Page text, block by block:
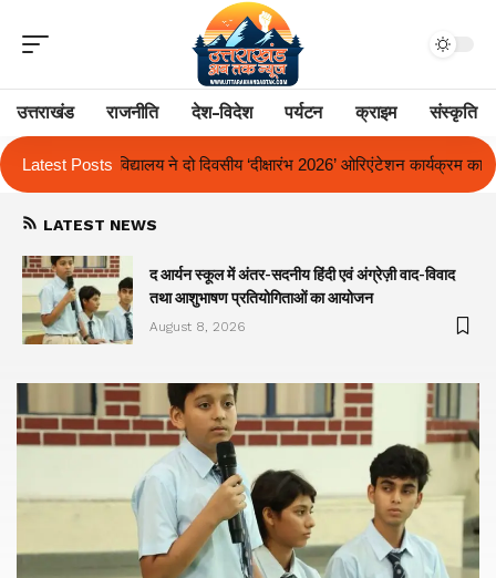
उत्तराखंड राजनीति देश-विदेश पर्यटन क्राइम संस्कृति
Latest Posts
‘दीक्षारंभ 2026’ ओरिएंटेशन कार्यक्रम का किया आयोजन एक साल से लंबित
LATEST NEWS
द आर्यन स्कूल में अंतर-सदनीय हिंदी एवं अंग्रेज़ी वाद-विवाद
तथा आशुभाषण प्रतियोगिताओं का आयोजन
August 8, 2026